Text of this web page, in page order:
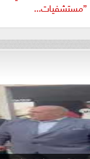
”مستشفيات...